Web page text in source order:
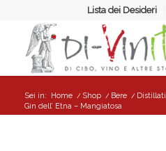
Lista dei Desideri
Sei in: Home / Shop / Bere / Distillati
Gin dell’ Etna – Mangiatosa